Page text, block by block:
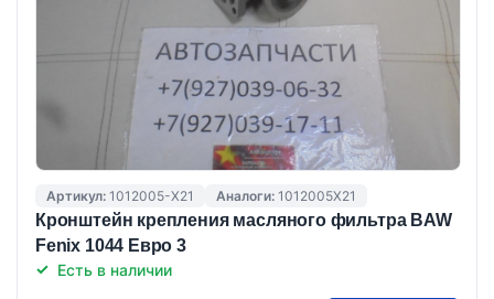
Артикул: 1012005-X21 Аналоги: 1012005X21
Кронштейн крепления масляного фильтра BAW
Fenix 1044 Евро 3
Есть в наличии